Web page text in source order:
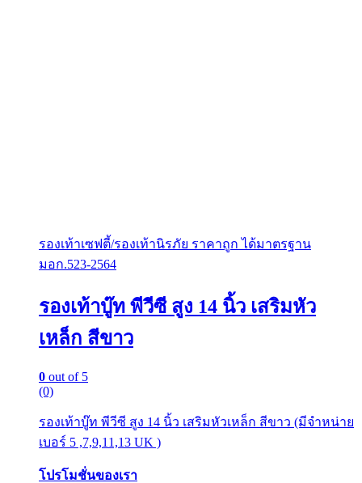
รองเท้าเซฟตี้/รองเท้านิรภัย ราคาถูก ได้มาตรฐาน
มอก.523-2564
รองเท้าบู๊ท พีวีซี สูง 14 นิ้ว เสริมหัว
เหล็ก สีขาว
0 out of 5
(0)
รองเท้าบู๊ท พีวีซี สูง 14 นิ้ว เสริมหัวเหล็ก สีขาว (มีจำหน่าย
เบอร์ 5 ,7,9,11,13 UK )
โปรโมชั่นของเรา